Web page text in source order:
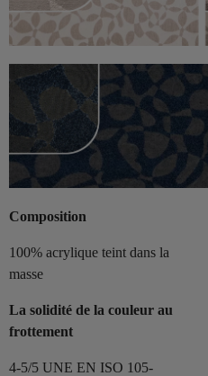
Composition
100% acrylique teint dans la
masse
La solidité de la couleur au
frottement
4-5/5 UNE EN ISO 105-